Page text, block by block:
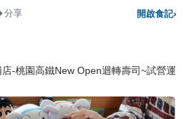
分享 開啟食記›
-桃園高鐵New Open迴轉壽司~試營運